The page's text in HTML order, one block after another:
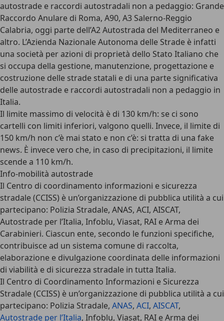
autostrade e raccordi autostradali non a pedaggio: Grande
Raccordo Anulare di Roma, A90, A3 Salerno-Reggio
Calabria, oggi parte dell’A2 Autostrada del Mediterraneo e
altro. L’Azienda Nazionale Autonoma delle Strade è infatti
una società per azioni di proprietà dello Stato Italiano che
si occupa della gestione, manutenzione, progettazione e
costruzione delle strade statali e di una parte significativa
delle autostrade e raccordi autostradali non a pedaggio in
Italia.
Il limite massimo di velocità è di 130 km/h: se ci sono
cartelli con limiti inferiori, valgono quelli. Invece, il limite di
150 km/h non c’è mai stato e non c’è: si tratta di una fake
news. È invece vero che, in caso di precipitazioni, il limite
scende a 110 km/h.
Info-mobilità autostrade
Il Centro di coordinamento informazioni e sicurezza
stradale (CCISS) è un’organizzazione di pubblica utilità a cui
partecipano: Polizia Stradale, ANAS, ACI, AISCAT,
Autostrade per l’Italia, Infoblu, Viasat, RAI e Arma dei
Carabinieri. Ciascun ente, secondo le funzioni specifiche,
contribuisce ad un sistema comune di raccolta,
elaborazione e divulgazione coordinata delle informazioni
di viabilità e di sicurezza stradale in tutta Italia.
Il Centro di Coordinamento Informazioni e Sicurezza
Stradale(CCISS) è un’organizzazione di pubblica utilità a cui
partecipano: Polizia Stradale, ANAS, ACI, AISCAT,
Autostrade per l’Italia, Infoblu, Viasat, RAI e Arma dei